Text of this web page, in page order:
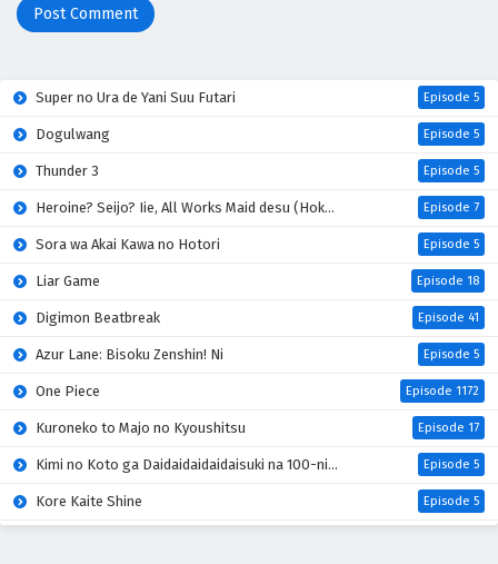
Super no Ura de Yani Suu Futari Episode 5
Dogulwang Episode 5
Thunder 3 Episode 5
Heroine? Seijo? Iie, All Works Maid desu (Hokori)! Episode 7
Sora wa Akai Kawa no Hotori Episode 5
Liar Game Episode 18
Digimon Beatbreak Episode 41
Azur Lane: Bisoku Zenshin! Ni Episode 5
One Piece Episode 1172
Kuroneko to Majo no Kyoushitsu Episode 17
Kimi no Koto ga Daidaidaidaidaisuki na 100-nin no Kanojo 3rd Season Episode 5
Kore Kaite Shine Episode 5